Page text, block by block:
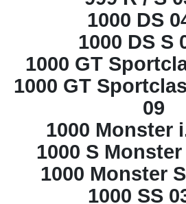
1000 DS
1000 DS S
1000 GT
1000 GT
09
1000 Monster
1000 S
1000 Monster
1000 SS